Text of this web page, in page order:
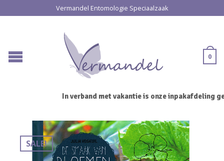
Vermandel Entomologie Speciaalzaak
0
In verband met vakantie is onze inpakafdeling
SALE!